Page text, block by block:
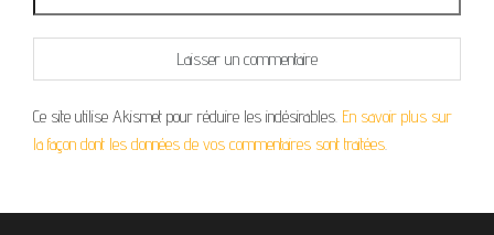
Ce site utilise Akismet pour réduire les indésirables. En savoir plus sur
la façon dont les données de vos commentaires sont traitées